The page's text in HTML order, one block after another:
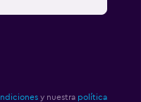
y nuestra política